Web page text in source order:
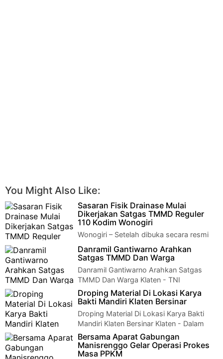
You Might Also Like:
Sasaran Fisik Drainase Mulai
Dikerjakan Satgas TMMD Reguler
110 Kodim Wonogiri
Wonogiri – Setelah dibuka secara resmi
pada tanggal 2 Maret(Kemarin-Red),
pengerjaan sasaran fisik langsung dikebut oleh…
Danramil Gantiwarno Arahkan
Satgas TMMD Dan Warga
Danramil Gantiwarno Arahkan Satgas
TMMD Dan Warga Klaten - TNI
Manunggal Membangun Desa (TMMD) sengkuyung Kodim
0723/Kla…
Droping Material Di Lokasi Karya
Bakti Mandiri Klaten Bersinar
Droping Material Di Lokasi Karya Bakti
Mandiri Klaten Bersinar Klaten - Dalam
rangka membantu petani untuk kelancaran tr…
Bersama Aparat Gabungan
Manisrenggo Gelar Operasi Prokes
Masa PPKM